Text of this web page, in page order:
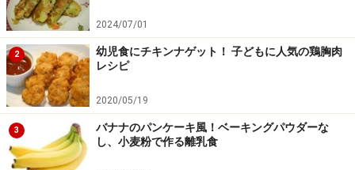
4
目をつける
海苔をはさみで小さく切り、目にしてバナナに貼り付け
2024/07/01
2
幼児食にチキンナゲット！ 子どもに人気の鶏胸肉
レシピ
2020/05/19
3
バナナのパンケーキ風！ベーキングパウダーな
し、小麦粉で作る離乳食